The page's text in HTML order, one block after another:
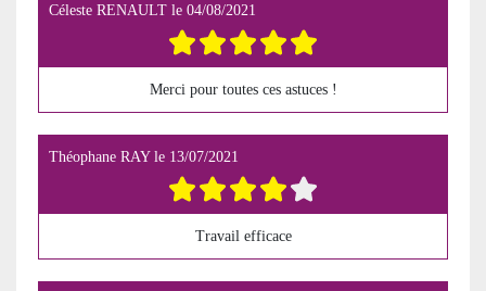
Céleste RENAULT le 04/08/2021
Merci pour toutes ces astuces !
Théophane RAYle 13/07/2021
Travail efficace